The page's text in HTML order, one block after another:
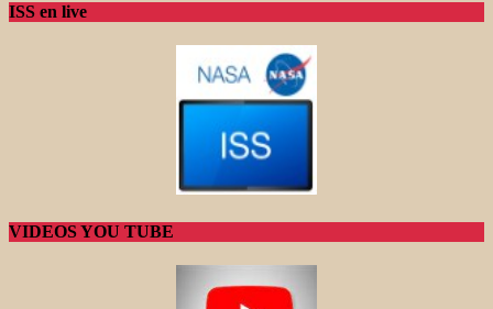
ISS en live
VIDEOS YOU TUBE